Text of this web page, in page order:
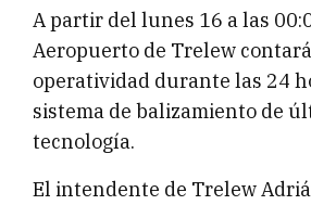
A partir del lunes 16 a las
Aeropuerto de Trelew
operatividad durante las 24
sistema de balizamiento de
tecnología.
El intendente de Trelew